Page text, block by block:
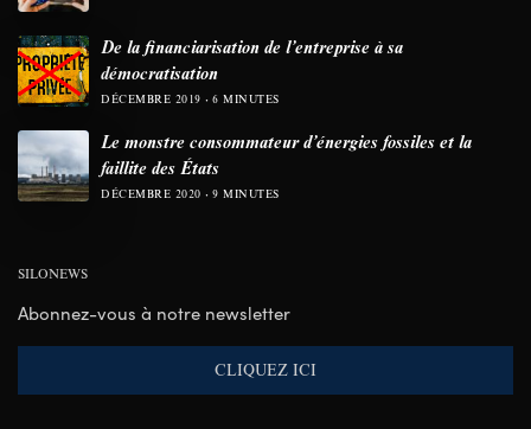
De la financiarisation de l’entreprise à sa
démocratisation
DÉCEMBRE 2019 6 MINUTES
Le monstre consommateur d’énergies fossiles et la
faillite des États
DÉCEMBRE 2020 9 MINUTES
SILONEWS
Abonnez-vous à notre newsletter
CLIQUEZ ICI